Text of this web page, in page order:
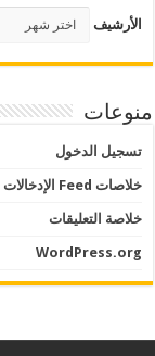
الأرشيف
منوعات
تسجيل الدخول
خلاصات Feed الإدخالات
خلاصة التعليقات
WordPress.org